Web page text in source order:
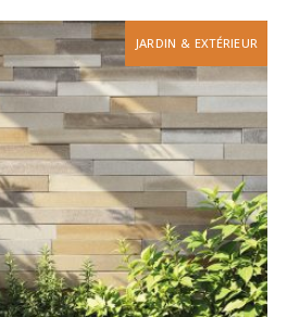
JARDIN & EXTÉRIEUR